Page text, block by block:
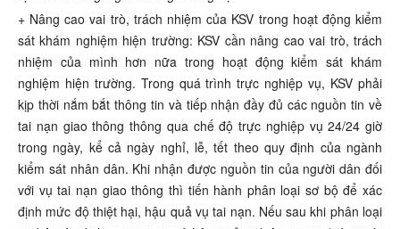
+ Nâng cao vai trò, trách nhiệm của KSV trong hoạt động kiểm
sát khám nghiệm hiện trường: KSV cần nâng cao vai trò, trách
nhiệm của mình hơn nữa trong hoạt động kiểm sát khám
nghiệm hiện trường. Trong quá trình trực nghiệp vụ, KSV phải
kịp thời nắm bắt thông tin và tiếp nhận đầy đủ các nguồn tin về
tai nạn giao thông thông qua chế độ trực nghiệp vụ 24/24 giờ
trong ngày, kể cả ngày nghỉ, lễ, tết theo quy định của ngành
kiểm sát nhân dân. Khi nhận được nguồn tin của người dân đối
với vụ tai nạn giao thông thì tiến hành phân loại sơ bộ để xác
định mức độ thiệt hại, hậu quả vụ tai nạn. Nếu sau khi phân loại